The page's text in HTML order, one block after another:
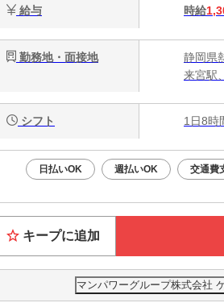
給与 時給
勤務地・面接地
静岡県
来宮駅
シフト 1日8時
日払いOK 週払いOK 交通費
キープに追加
マンパワーグループ株式会社